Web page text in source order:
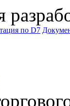
по D7